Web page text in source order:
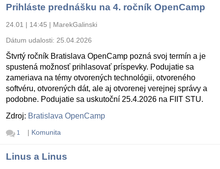
Prihláste prednášku na 4. ročník OpenCamp
24.01 | 14:45 | MarekGalinski
Dátum udalosti: 25.04.2026
Štvrtý ročník Bratislava OpenCamp pozná svoj termín a je
spustená možnosť prihlasovať príspevky. Podujatie sa
zameriava na témy otvorených technológii, otvoreného
softvéru, otvorených dát, ale aj otvorenej verejnej správy a
podobne. Podujatie sa uskutoční 25.4.2026 na FIIT STU.
Zdroj: Bratislava OpenCamp
1 | Komunita
Linus a Linus